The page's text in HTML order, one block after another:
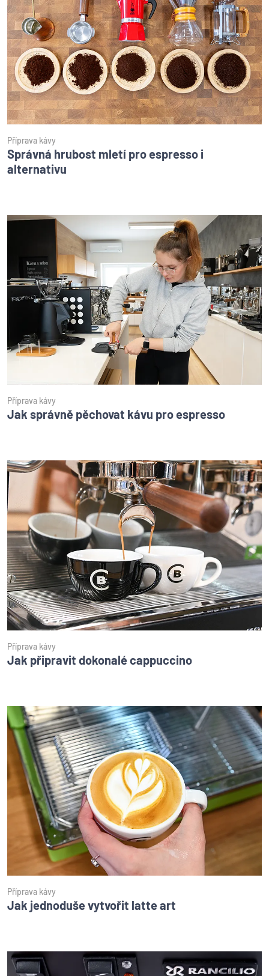
Příprava kávy
Správná hrubost mletí pro espresso i
alternativu
Příprava kávy
Jak správně pěchovat kávu pro espresso
Příprava kávy
Jak připravit dokonalé cappuccino
Příprava kávy
Jak jednoduše vytvořit latte art